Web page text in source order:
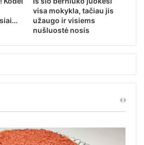
visa mokykla, tačiau jis
užaugo ir visiems
nušluostė nosis